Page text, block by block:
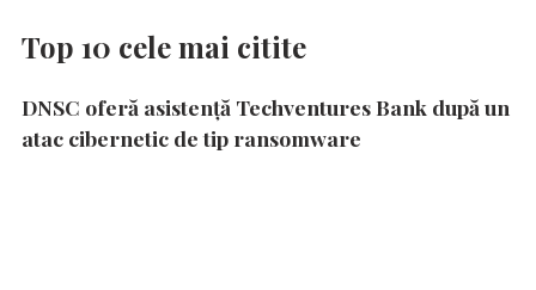
Top 10 cele mai citite
DNSC oferă asistență Techventures Bank după un
atac cibernetic de tip ransomware